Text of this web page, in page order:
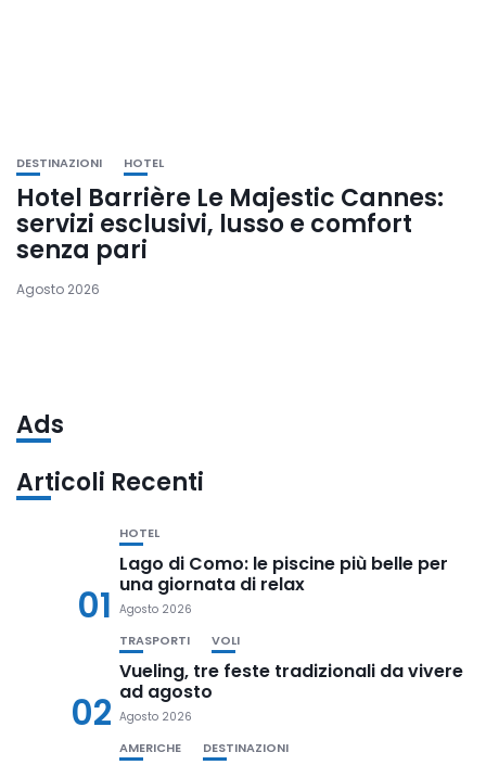
DESTINAZIONI HOTEL
Hotel Barrière Le Majestic Cannes:
servizi esclusivi, lusso e comfort
senza pari
Agosto 2026
Ads
Articoli Recenti
01
HOTEL
Lago di Como: le piscine più belle per
una giornata di relax
Agosto 2026
02
TRASPORTI VOLI
Vueling, tre feste tradizionali da vivere
ad agosto
Agosto 2026
AMERICHE DESTINAZIONI